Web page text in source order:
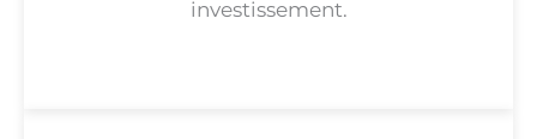
investissement.